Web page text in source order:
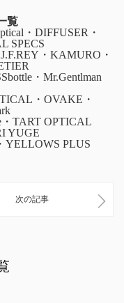
覧
・DIFFUSER・
SPECS
・KAMURO・
・Mr.Gentlman
・OVAKE・
・TART OPTICAL
YUGE
YELLOWS PLUS
次の記事